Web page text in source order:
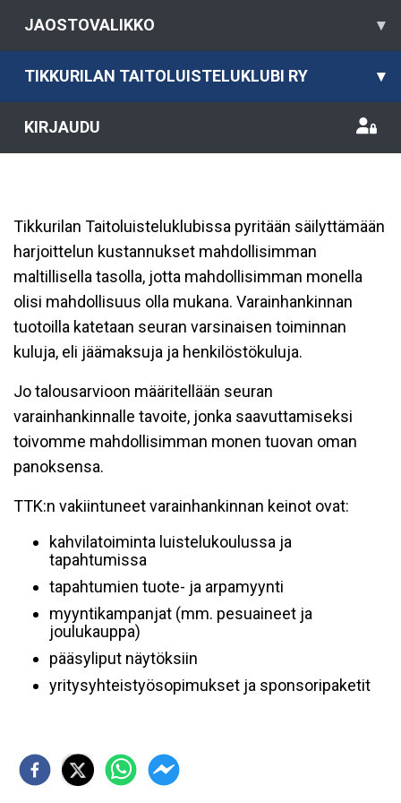
JAOSTOVALIKKO ▾
TIKKURILAN TAITOLUISTELUKLUBI RY ▾
KIRJAUDU
Tikkurilan Taitoluisteluklubissa pyritään säilyttämään
harjoittelun kustannukset mahdollisimman
maltillisella tasolla, jotta mahdollisimman monella
olisi mahdollisuus olla mukana. Varainhankinnan
tuotoilla katetaan seuran varsinaisen toiminnan
kuluja, eli jäämaksuja ja henkilöstökuluja.
Jo talousarvioon määritellään seuran
varainhankinnalle tavoite, jonka saavuttamiseksi
toivomme mahdollisimman monen tuovan oman
panoksensa.
TTK:n vakiintuneet varainhankinnan keinot ovat:
kahvilatoiminta luistelukoulussa ja
tapahtumissa
tapahtumien tuote- ja arpamyynti
myyntikampanjat (mm. pesuaineet ja
joulukauppa)
pääsyliput näytöksiin
yritysyhteistyösopimukset ja sponsoripaketit